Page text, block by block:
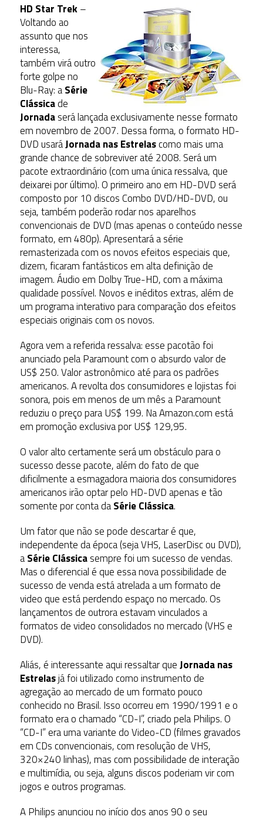
HD Star Trek–
Voltando ao
assunto que nos
interessa,
também virá outro
forte golpe no
Blu-Ray: aSérie
Clássicade
Jornadaserá lançada exclusivamente nesse formato
em novembro de 2007. Dessa forma, o formato HD-
DVD usaráJornada nas Estrelascomo mais uma
grande chance de sobreviver até 2008. Será um
pacote extraordinário (com uma única ressalva, que
deixarei por último). O primeiro ano em HD-DVD será
composto por 10 discos Combo DVD/HD-DVD, ou
seja, também poderão rodar nos aparelhos
convencionais de DVD (mas apenas o conteúdo nesse
formato, em 480p). Apresentará a série
remasterizada com os novos efeitos especiais que,
dizem, ficaram fantásticos em alta definição de
imagem. Áudio em Dolby True-HD, com a máxima
qualidade possível. Novos e inéditos extras, além de
um programa interativo para comparação dos efeitos
especiais originais com os novos.
Agora vem a referida ressalva: esse pacotão foi
anunciado pela Paramount com o absurdo valor de
US$ 250. Valor astronômico até para os padrões
americanos. A revolta dos consumidores e lojistas foi
sonora, pois em menos de um mês a Paramount
reduziu o preço para US$ 199. Na Amazon.com está
em promoção exclusiva por US$ 129,95.
O valor alto certamente será um obstáculo para o
sucesso desse pacote, além do fato de que
dificilmente a esmagadora maioria dos consumidores
americanos irão optar pelo HD-DVD apenas e tão
somente por conta daSérie Clássica.
Um fator que não se pode descartar é que,
independente da época (seja VHS, LaserDisc ou DVD),
aSérie Clássicasempre foi um sucesso de vendas.
Mas o diferencial é que essa nova possibilidade de
sucesso de venda está atrelada a um formato de
video que está perdendo espaço no mercado. Os
lançamentos de outrora estavam vinculados a
formatos de video consolidados no mercado (VHS e
DVD).
Aliás, é interessante aqui ressaltar queJornada nas
Estrelasjá foi utilizado como instrumento de
agregação ao mercado de um formato pouco
conhecido no Brasil. Isso ocorreu em 1990/1991 e o
formato era o chamado “CD-I”, criado pela Philips. O
“CD-I” era uma variante do Video-CD (filmes gravados
em CDs convencionais, com resolução de VHS,
320×240 linhas), mas com possibilidade de interação
e multimídia, ou seja, alguns discos poderiam vir com
jogos e outros programas.
A Philips anunciou no início dos anos 90 o seu